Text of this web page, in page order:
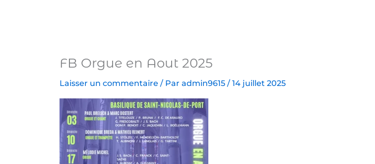
FB Orgue en Aout 2025
Laisser un commentaire / Par admin9615 / 14 juillet 2025